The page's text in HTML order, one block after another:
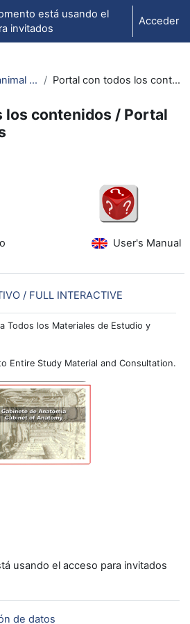
está usando el
invitados
Acceder
Osteología y disección animal / Animal osteology and dissection Portal con todos los contenidos / Portal with all Contents
los contenidos / Portal
Usuario User's Manual
/ FULL INTERACTIVE
Todos los Materiales de Estudio y
Entire Study Material and Consultation.
usando el acceso para invitados
de datos